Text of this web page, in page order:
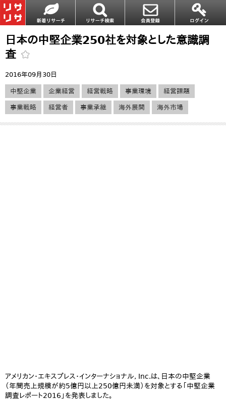
日本の中堅企業250社を対象とした意識調
査
2016年09月30日
中堅企業 企業経営 経営戦略 事業環境 経営課題
事業戦略 経営者 事業承継 海外展開 海外市場
アメリカン・エキスプレス・インターナショナル, Inc.は、日本の中堅企業
（年間売上規模が約5億円以上250億円未満）を対象とする「中堅企業
調査レポート2016」を発表しました。